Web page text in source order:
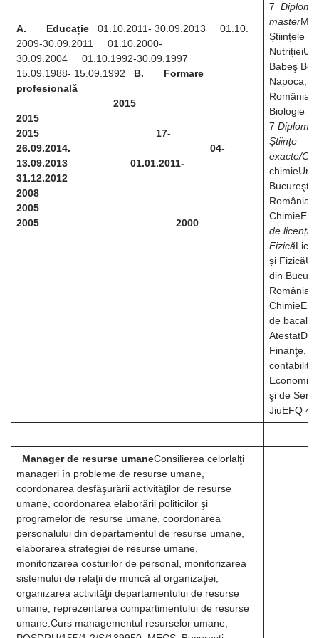
A. Educație01.10.2011- 30.09.2013 01.10.
2009-30.09.2011 01.10.2000-
30.09.2004 01.10.1992-30.09.1997
15.09.1988- 15.09.1992
B. Formare
profesională
2015
2015
2015
17-
26.09.2014.
04-
13.09.2013
01.01.2011-
31.12.2012
2008
2005
2005
2000
7
master
Științele
Babeş
Napoca,
Biologie şi
7 Diplomă
Științe
exacte/
Bucureşti,
de licență
Fizică
și
din
de
Finanţe,
şi de
JiuEFQ 4
Manager de resurse umaneConsilierea celorlalţi
manageri în probleme de resurse umane,
coordonarea desfăşurării activităţilor de resurse
umane, coordonarea elaborării politicilor şi
programelor de resurse umane, coordonarea
personalului din departamentul de resurse umane,
elaborarea strategiei de resurse umane,
monitorizarea costurilor de personal, monitorizarea
sistemului de relaţii de muncă al organizaţiei,
organizarea activităţii departamentului de resurse
umane, reprezentarea compartimentului de resurse
umane.Curs managementul resurselor umane,